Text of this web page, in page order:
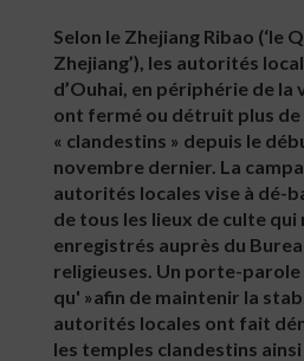
Selon le Zhejiang Ribao (‘le
Zhejiang’), les autorités
d’Ouhai, en périphérie de la
ont fermé ou détruit plus de
« clandestins » depuis le
novembre dernier. La
autorités locales vise à dé-
de tous les lieux de culte
enregistrés auprès du
religieuses. Un porte-parole
qu' »afin de maintenir la
autorités locales ont fait
les temples clandestins